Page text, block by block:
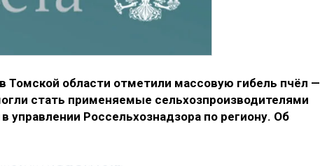
Томской области отметили массовую гибель пчёл —
стать применяемые сельхозпроизводителями
управлении Россельхознадзора по региону. Об